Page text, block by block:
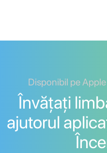
Disponibil pe
Învățați
ajutorul